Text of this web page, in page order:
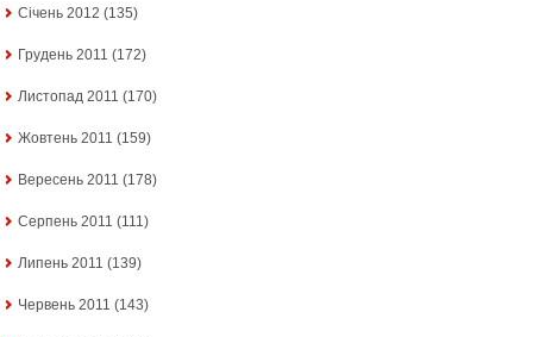
Січень 2012 (135)
Грудень 2011 (172)
Листопад 2011 (170)
Жовтень 2011 (159)
Вересень 2011 (178)
Серпень 2011 (111)
Липень 2011 (139)
Червень 2011 (143)